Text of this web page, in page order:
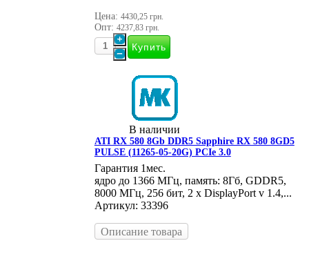
Цена: 4430,25 грн.
Опт: 4237,83 грн.
В наличии
ATI RX 580 8Gb DDR5 Sapphire RX 580 8GD5
PULSE (11265-05-20G) PCIe 3.0
Гарантия 1мес.
ядро до 1366 МГц, память: 8Гб, GDDR5,
8000 МГц, 256 бит, 2 x DisplayPort v 1.4,...
Артикул: 33396
Описание товара